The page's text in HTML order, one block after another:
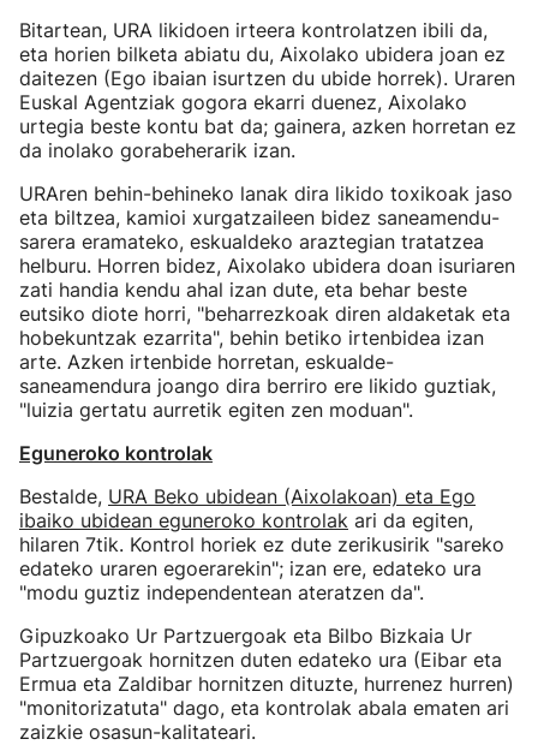
Bitartean, URA likidoen irteera kontrolatzen ibili da,
eta horien bilketa abiatu du, Aixolako ubidera joan ez
daitezen (Ego ibaian isurtzen du ubide horrek). Uraren
Euskal Agentziak gogora ekarri duenez, Aixolako
urtegia beste kontu bat da; gainera, azken horretan ez
da inolako gorabeherarik izan.
URAren behin-behineko lanak dira likido toxikoak jaso
eta biltzea, kamioi xurgatzaileen bidez saneamendu-
sarera eramateko, eskualdeko araztegian tratatzea
helburu. Horren bidez, Aixolako ubidera doan isuriaren
zati handia kendu ahal izan dute, eta behar beste
eutsiko diote horri, "beharrezkoak diren aldaketak eta
hobekuntzak ezarrita", behin betiko irtenbidea izan
arte. Azken irtenbide horretan, eskualde-
saneamendura joango dira berriro ere likido guztiak,
"luizia gertatu aurretik egiten zen moduan".
Eguneroko kontrolak
Bestalde, URA Beko ubidean (Aixolakoan) eta Ego
ibaiko ubidean eguneroko kontrolak ari da egiten,
hilaren 7tik. Kontrol horiek ez dute zerikusirik "sareko
edateko uraren egoerarekin"; izan ere, edateko ura
"modu guztiz independentean ateratzen da".
Gipuzkoako Ur Partzuergoak eta Bilbo Bizkaia Ur
Partzuergoak hornitzen duten edateko ura (Eibar eta
Ermua eta Zaldibar hornitzen dituzte, hurrenez hurren)
"monitorizatuta" dago, eta kontrolak abala ematen ari
zaizkie osasun-kalitateari.